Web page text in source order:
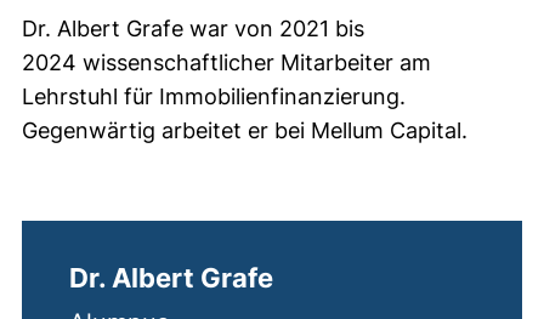
Dr. Albert Grafe war von 2021 bis
2024 wissenschaftlicher Mitarbeiter am
Lehrstuhl für Immobilienfinanzierung.
Gegenwärtig arbeitet er bei Mellum Capital.
Dr. Albert Grafe